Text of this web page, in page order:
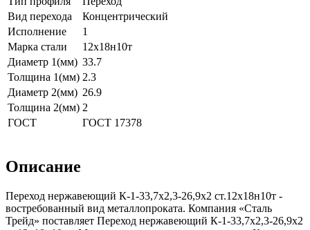
Вид перехода
Концентрический
Исполнение
1
Марка стали
12х18н10т
Диаметр 1(мм) 33.7
Толщина 1(мм) 2.3
Диаметр 2(мм) 26.9
Толщина 2(мм) 2
ГОСТ
ГОСТ 17378
Описание
Переход нержавеющий К-1-33,7х2,3-26,9х2 ст.12х18н10т -
востребованный вид металлопроката. Компания «Сталь
Трейд» поставляет Переход нержавеющий К-1-33,7х2,3-26,9х2